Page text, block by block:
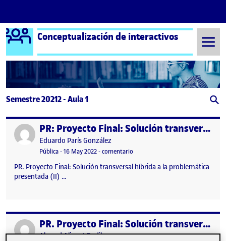
Saltar al contenido
Logo Ágora
Conceptualización de interactivos
Semestre 20212 - Aula 1
Publicado por PR: Proyecto Final: Solución transversal híbrida a la problemática presentada (II)
Publicado por
Eduardo París González
Visibilidad:
Pública-Fecha de publicación
16 May 202216 mayo, 2022 9:55 pm
-comentario
PR. Proyecto Final: Solución transversal híbrida a la problemática
presentada (II) …
Publicado por PR. Proyecto Final: Solución transversal híbrida a la problemática presentada
Publicado por
Ahmed Aliouat Fodil